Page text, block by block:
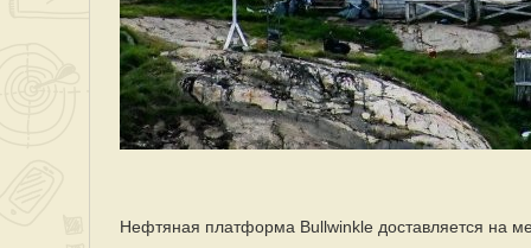
Нефтяная платформа Bullwinkle доставляется на